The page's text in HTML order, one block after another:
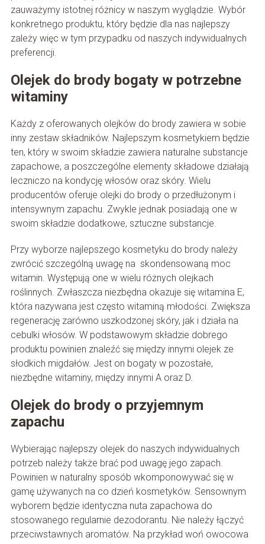
zauważymy istotnej różnicy w naszym wyglądzie. Wybór
konkretnego produktu, który będzie dla nas najlepszy
zależy więc w tym przypadku od naszych indywidualnych
preferencji.
Olejek do brody bogaty w potrzebne
witaminy
Każdy z oferowanych olejków do brody zawiera w sobie
inny zestaw składników. Najlepszym kosmetykiem będzie
ten, który w swoim składzie zawiera naturalne substancje
zapachowe, a poszczególne elementy składowe działają
leczniczo na kondycję włosów oraz skóry. Wielu
producentów oferuje olejki do brody o przedłużonym i
intensywnym zapachu. Zwykle jednak posiadają one w
swoim składzie dodatkowe, sztuczne substancje.
Przy wyborze najlepszego kosmetyku do brody należy
zwrócić szczególną uwagę na skondensowaną moc
witamin. Występują one w wielu różnych olejkach
roślinnych. Zwłaszcza niezbędna okazuje się witamina E,
która nazywana jest często witaminą młodości. Zwiększa
regenerację zarówno uszkodzonej skóry, jak i działa na
cebulki włosów. W podstawowym składzie dobrego
produktu powinien znaleźć się między innymi olejek ze
słodkich migdałów. Jest on bogaty w pozostałe,
niezbędne witaminy, między innymi A oraz D.
Olejek do brody o przyjemnym
zapachu
Wybierając najlepszy olejek do naszych indywidualnych
potrzeb należy także brać pod uwagę jego zapach.
Powinien w naturalny sposób wkomponowywać się w
gamę używanych na co dzień kosmetyków. Sensownym
wyborem będzie identyczna nuta zapachowa do
stosowanego regularnie dezodorantu. Nie należy łączyć
przeciwstawnych aromatów. Na przykład woń owocowa